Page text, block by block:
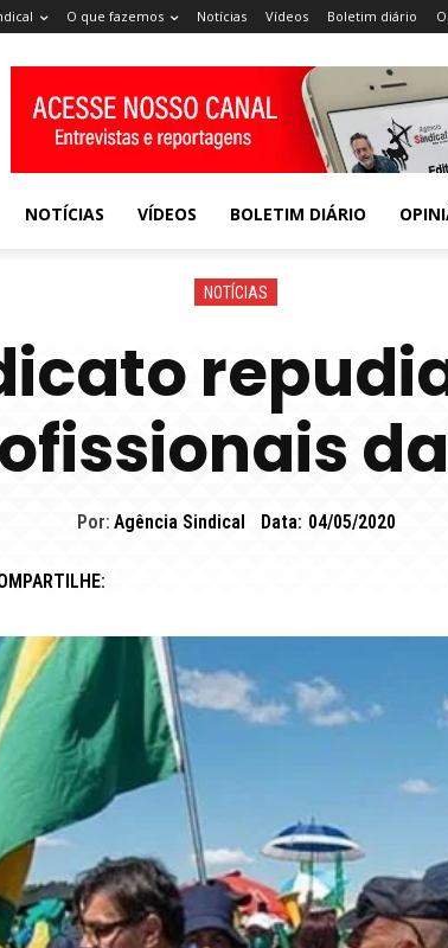
O que fazemos Notícias Vídeos Boletim diário
NOTÍCIAS VÍDEOS BOLETIM DIÁRIO
NOTÍCIAS
Por: Agência Sindical Data: 04/05/2020